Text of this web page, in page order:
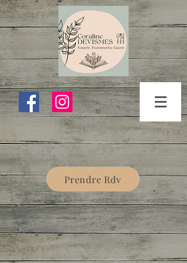
Prendre Rdv